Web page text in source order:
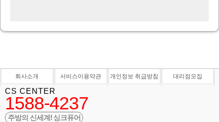
회사소개 서비스이용약관 개인정보 취급방침 대리점모집
CS CENTER
1588-4237
주방의 신세계! 싱크퓨어